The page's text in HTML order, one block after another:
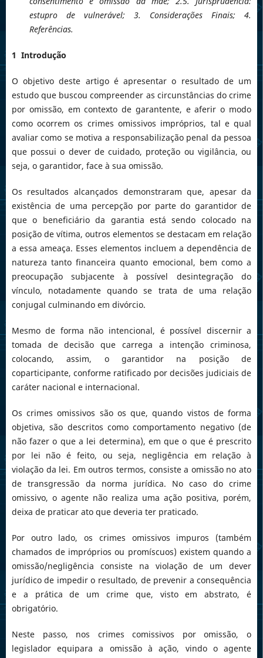
estupro de vulnerável; 3. Considerações Finais; 4.
Referências.
1 Introdução
O objetivo deste artigo é apresentar o resultado de um
estudo que buscou compreender as circunstâncias do crime
por omissão, em contexto de garantente, e aferir o modo
como ocorrem os crimes omissivos impróprios, tal e qual
avaliar como se motiva a responsabilização penal da pessoa
que possui o dever de cuidado, proteção ou vigilância, ou
seja, o garantidor, face à sua omissão.
Os resultados alcançados demonstraram que, apesar da
existência de uma percepção por parte do garantidor de
que o beneficiário da garantia está sendo colocado na
posição de vítima, outros elementos se destacam em relação
a essa ameaça. Esses elementos incluem a dependência de
natureza tanto financeira quanto emocional, bem como a
preocupação subjacente à possível desintegração do
vínculo, notadamente quando se trata de uma relação
conjugal culminando em divórcio.
Mesmo de forma não intencional, é possível discernir a
tomada de decisão que carrega a intenção criminosa,
colocando, assim, o garantidor na posição de
coparticipante, conforme ratificado por decisões judiciais de
caráter nacional e internacional.
Os crimes omissivos são os que, quando vistos de forma
objetiva, são descritos como comportamento negativo (de
não fazer o que a lei determina), em que o que é prescrito
por lei não é feito, ou seja, negligência em relação à
violação da lei. Em outros termos, consiste a omissão no ato
de transgressão da norma jurídica. No caso do crime
omissivo, o agente não realiza uma ação positiva, porém,
deixa de praticar ato que deveria ter praticado.
Por outro lado, os crimes omissivos impuros (também
chamados de impróprios ou promíscuos) existem quando a
omissão/negligência consiste na violação de um dever
jurídico de impedir o resultado, de prevenir a consequência
e a prática de um crime que, visto em abstrato, é
obrigatório.
Neste passo, nos crimes comissivos por omissão, o
legislador equipara a omissão à ação, vindo o agente